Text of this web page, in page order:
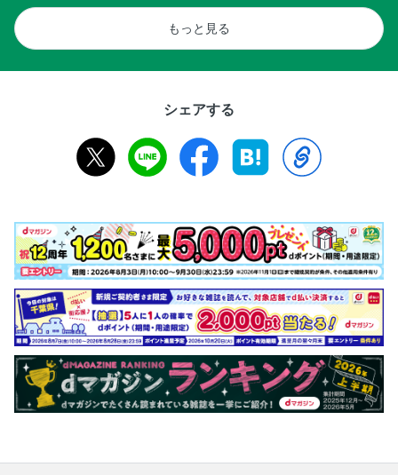
もっと見る
シェアする